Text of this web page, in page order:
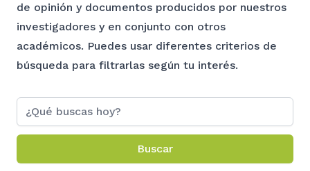
de opinión y documentos producidos por nuestros
investigadores y en conjunto con otros
académicos. Puedes usar diferentes criterios de
búsqueda para filtrarlas según tu interés.
Buscar